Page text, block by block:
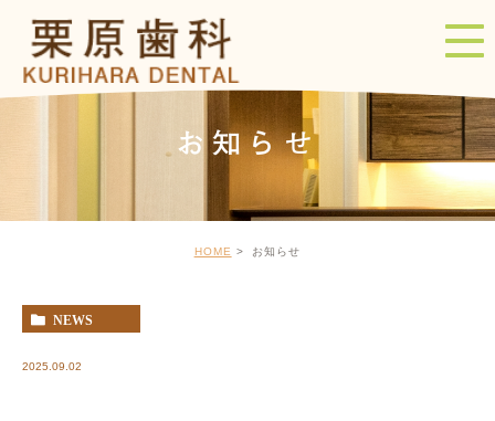
お知らせ
HOME お知らせ
NEWS
2025.09.02